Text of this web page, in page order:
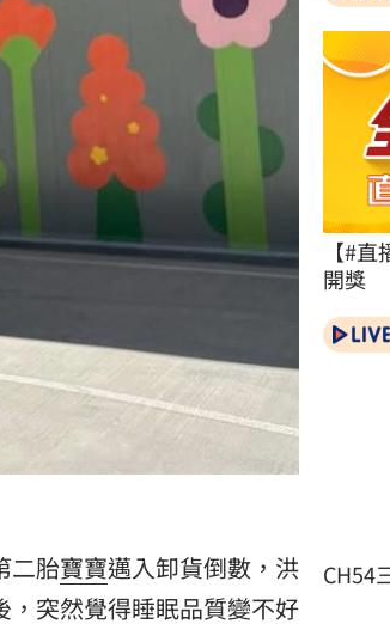
二胎寶寶邁入卸貨倒數，洪
突然覺得睡眠品質變不好
【#
開獎
CH54